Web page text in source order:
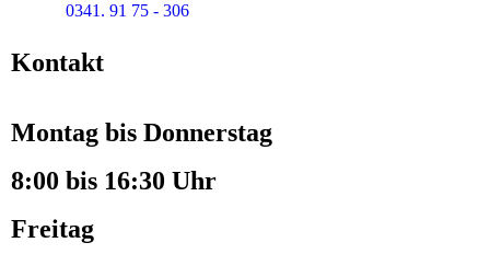
0341. 91 75 - 306
Kontakt
Montag bis Donnerstag
8:00 bis 16:30 Uhr
Freitag